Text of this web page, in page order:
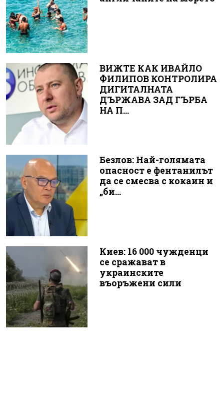
ВИЖТЕ КАК ИВАЙЛО
ФИЛИПОВ КОНТРОЛИРА
ДИГИТАЛНАТА
ДЪРЖАВА ЗАД ГЪРБА
НА П...
Безлов: Най-голямата
опасност е фентанилът
да се смесва с кокаин и
„би...
Киев: 16 000 чужденци
се сражават в
украинските
въоръжени сили